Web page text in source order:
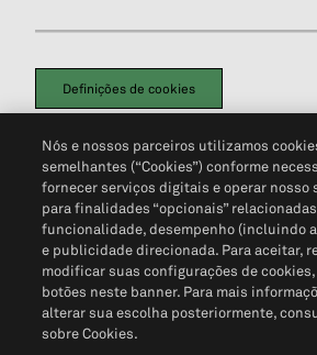
Definições de cookies
Política de PrivacidadePortal de privacidade do
Não Venda Minhas Informações Pessoais©
Nós e nossos parceiros utilizamos
semelhantes (“Cookies”) conforme
fornecer serviços digitais e operar nosso
para finalidades “opcionais”
funcionalidade, desempenho (incluindo
e publicidade direcionada. Para aceitar,
modificar suas configurações de
botões neste banner. Para mais
alterar sua escolha posteriormente,
sobre Cookies.